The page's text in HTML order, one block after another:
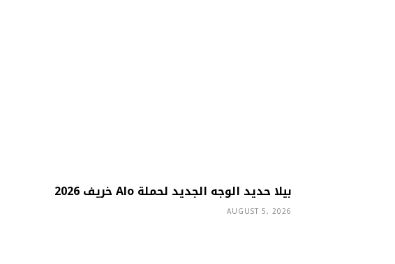
بيلا حديد الوجه الجديد لحملة Alo خريف 2026
AUGUST 5, 2026